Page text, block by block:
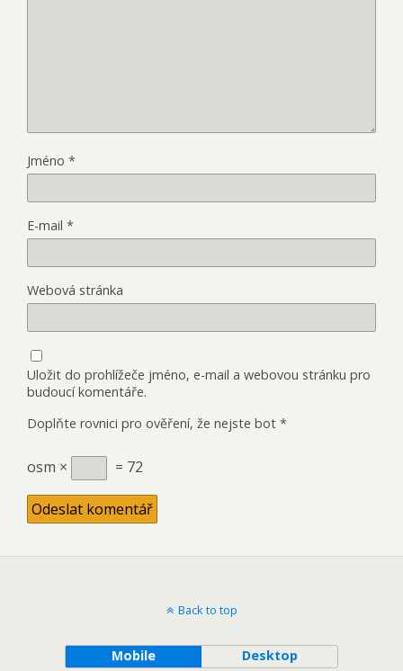
Jméno *
E-mail *
Webová stránka
Uložit do prohlížeče jméno, e-mail a webovou stránku pro
budoucí komentáře.
Doplňte rovnici pro ověření, že nejste bot *
osm × = 72
Back to top
Mobile Desktop